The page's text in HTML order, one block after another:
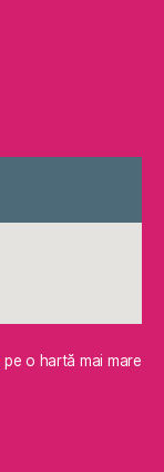
pe o hartă mai mare